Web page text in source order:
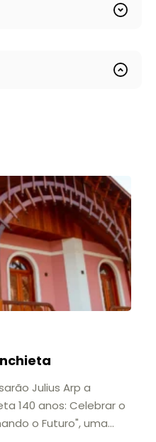
Julius Arp a
140 anos: Celebrar o
o Futuro", uma